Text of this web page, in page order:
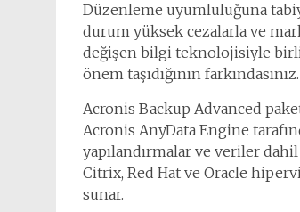
Düzenleme uyumluluğuna
durum yüksek cezalarla ve
değişen bilgi teknolojisiyle
önem taşıdığının farkındasınız.
Acronis Backup Advanced
Acronis AnyData Engine
yapılandırmalar ve veriler
Citrix, Red Hat ve Oracle
sunar.